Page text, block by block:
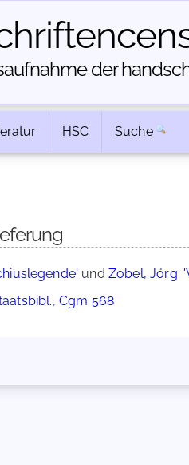
der
HSC Suche
und Zobel, Jörg:
Cgm 568